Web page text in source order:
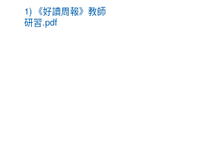
1) 《好讀周報》教師
研習.pdf